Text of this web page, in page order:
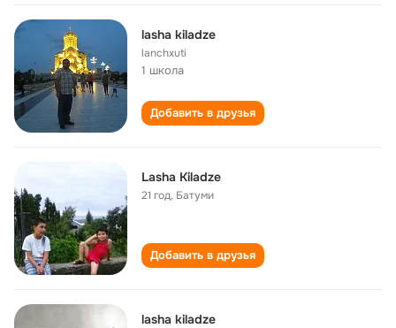
lasha kiladze
lanchxuti
1 школа
Добавить в друзья
Lasha Kiladze
21 год, Батуми
Добавить в друзья
lasha kiladze